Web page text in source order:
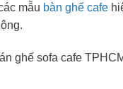
mẫu bàn ghế cafe
ghế sofa cafe